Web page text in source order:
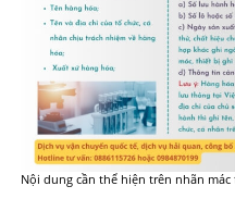
Nội dung cần thể hiện trên nhãn